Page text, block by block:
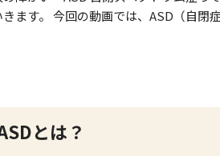
きます。 今回の動画では、ASD（自閉
とは？